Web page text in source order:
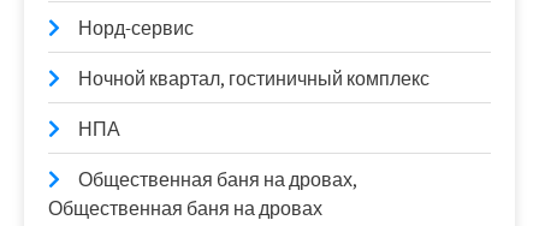
Норд-сервис
Ночной квартал, гостиничный комплекс
НПА
Общественная баня на дровах,
Общественная баня на дровах